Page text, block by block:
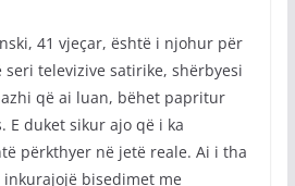
41 vjeçar, është i njohur për
televizive satirike, shërbyesi
që ai luan, bëhet papritur
E duket sikur ajo që i ka
përkthyer në jetë reale. Ai i tha
inkurajojë bisedimet me